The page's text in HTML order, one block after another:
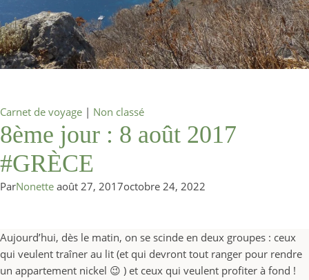
Carnet de voyage | Non classé
8ème jour : 8 août 2017
#GRÈCE
ParNonette août 27, 2017octobre 24, 2022
Aujourd’hui, dès le matin, on se scinde en deux groupes : ceux
qui veulent traîner au lit (et qui devront tout ranger pour rendre
un appartement nickel 😉 ) et ceux qui veulent profiter à fond !